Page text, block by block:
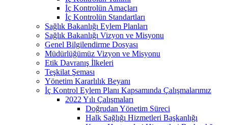
İç Kontrolün Amaçları
İç Kontrolün Standartları
Sağlık Bakanlığı Eylem Planları
Sağlık Bakanlığı Vizyon ve Misyonu
Genel Bilgilendirme Dosyası
Müdürlüğümüz Vizyon ve Misyonu
Etik Davranış İlkeleri
Teşkilat Şeması
Yönetim Kararlılık Beyanı
İç Kontrol Eylem Planı Kapsamında Çalışmalarımız
2022 Yılı Çalışmaları
Doğrudan Yönetim Süreci
Halk Sağlığı Hizmetleri Başkanlığı